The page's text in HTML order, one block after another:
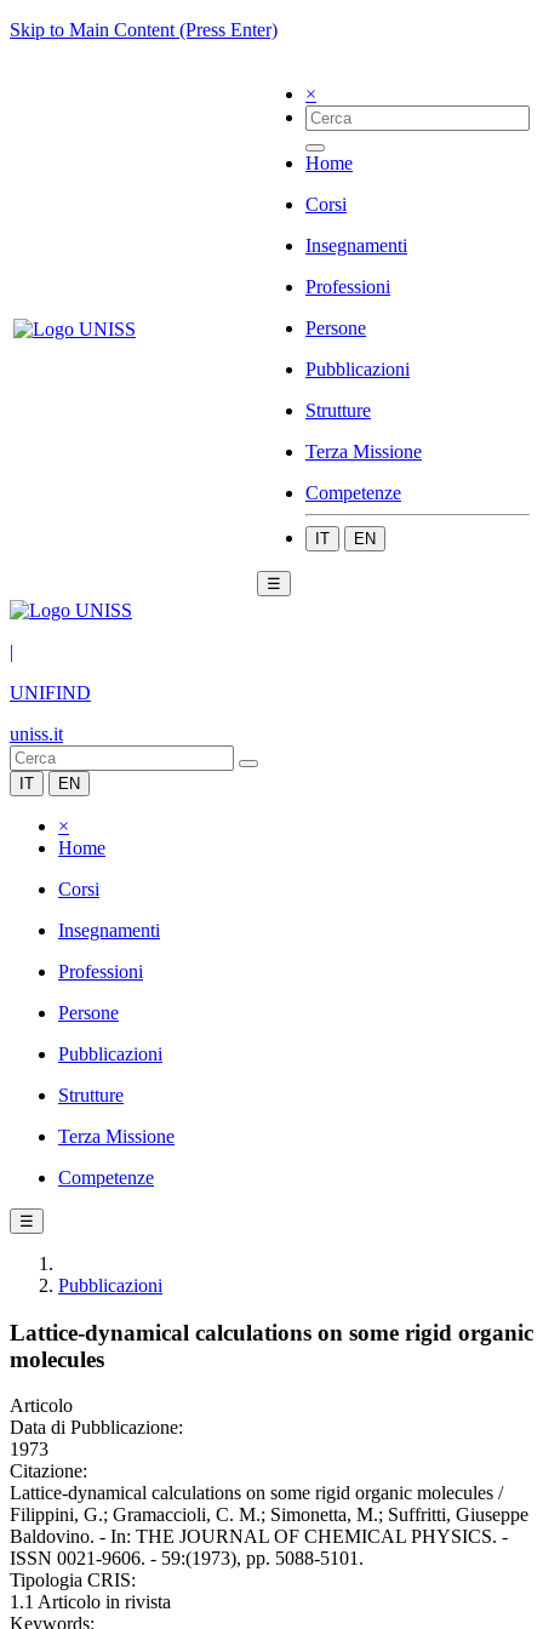
Skip to Main Content (Press Enter)
×
Home
Corsi
Insegnamenti
Professioni
Persone
Pubblicazioni
Strutture
Terza Missione
Competenze
IT EN
☰
|
UNIFIND
uniss.it
IT EN
×
Home
Corsi
Insegnamenti
Professioni
Persone
Pubblicazioni
Strutture
Terza Missione
Competenze
☰
Pubblicazioni
Lattice-dynamical calculations on some rigid organic
molecules
Articolo
Data di Pubblicazione:
1973
Citazione:
Lattice-dynamical calculations on some rigid organic molecules /
Filippini, G.; Gramaccioli, C. M.; Simonetta, M.; Suffritti, Giuseppe
Baldovino. - In: THE JOURNAL OF CHEMICAL PHYSICS. -
ISSN 0021-9606. - 59:(1973), pp. 5088-5101.
Tipologia CRIS:
1.1 Articolo in rivista
Keywords: